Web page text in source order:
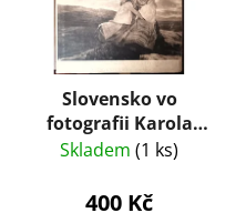
Slovensko vo
fotografii Karola
Plicku
Skladem (1 ks)
400 Kč